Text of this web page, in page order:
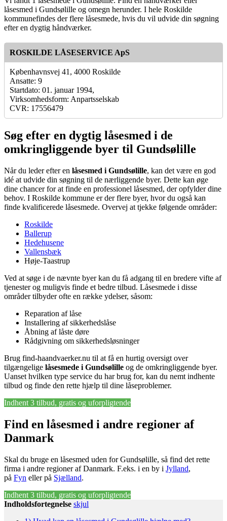
låsesmed i Gundsølille og omegn herunder. I hele Roskilde
kommunefindes der flere låsesmede, hvis du vil udvide din søgning
efter en dygtig håndværker.
ROSKILDE LÅSESERVICE ApS
Københavnsvej 41, 4000 Roskilde
Ansatte: 9
Startdato: 01. januar 1994,
Virksomhedsform: Anpartsselskab
CVR: 17556479
Søg efter en dygtig låsesmed i de
omkringliggende byer til Gundsølille
Når du leder efter en låsesmed i Gundsølille, kan det være en god
idé at udvide din søgning til de nærliggende byer. Dette kan øge
dine chancer for at finde en professionel låsesmed, der opfylder dine
behov. I Roskilde kommune er der flere byer, hvor du også kan
finde kvalificerede låsesmede. Overvej at tjekke følgende områder:
Roskilde
Ballerup
Hedehusene
Vallensbæk
Høje-Taastrup
Ved at søge i de nævnte byer kan du få adgang til en bredere vifte af
tjenester og muligvis finde et bedre tilbud. Låsesmede i disse
områder tilbyder ofte en række ydelser, såsom:
Reparation af låse
Installering af sikkerhedslåse
Åbning af låste døre
Rådgivning om sikkerhedsløsninger
Brug find-haandvaerker.nu til at få en hurtig oversigt over
tilgængelige låsesmede i Gundsølille og de omkringliggende byer.
Uanset hvilken type service du har brug for, kan du nemt indhente
tilbud og finde den rette hjælp til dine låseproblemer.
Indhent 3 tilbud, gratis og uforpligtende
Find en låsesmed i andre regioner af
Danmark
Skal du bruge en låsesmed uden for Gundsølille, så find det rette
firma i andre regioner af Danmark. F.eks. i en by i Jylland,
på Fyn eller på Sjælland.
Indhent 3 tilbud, gratis og uforpligtende
Indholdsfortegnelse skjul